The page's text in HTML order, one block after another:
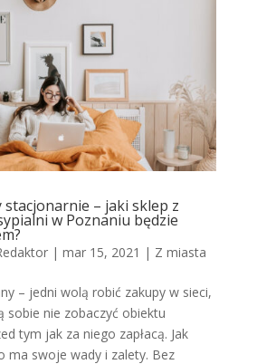
– jaki sklep z
w Poznaniu będzie
| mar 15, 2021 | Z miasta
– jedni wolą robić zakupy w sieci,
sobie nie zobaczyć obiektu
tym jak za niego zapłacą. Jak
ma swoje wady i zalety. Bez